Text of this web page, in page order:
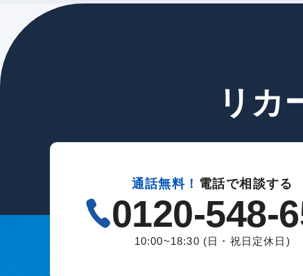
リカ
通話無料！ 電話で相談する
0120-548-
10:00~18:30 (日・祝日定休日)